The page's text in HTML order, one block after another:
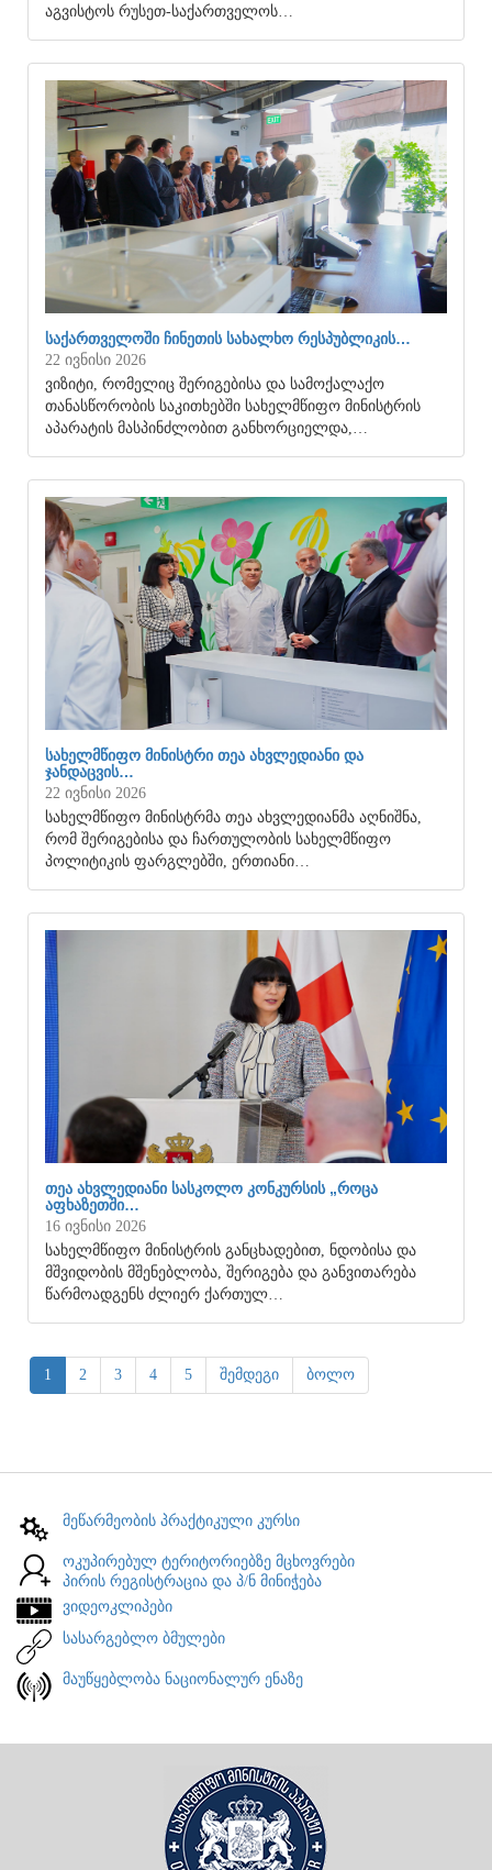
აგვისტოს რუსეთ-საქართველოს…
ᲡᲐᲥᲐᲠᲗᲕᲔᲚᲝᲨᲘ ᲩᲘᲜᲔᲗᲘᲡ ᲡᲐᲮᲐᲚᲮᲝ ᲠᲔᲡᲞᲣᲑᲚᲘᲙᲘᲡ…
22 ივნისი 2026
ვიზიტი, რომელიც შერიგებისა და სამოქალაქო
თანასწორობის საკითხებში სახელმწიფო მინისტრის
აპარატის მასპინძლობით განხორციელდა,…
ᲡᲐᲮᲔᲚᲛᲬᲘᲤᲝ ᲛᲘᲜᲘᲡᲢᲠᲘ ᲗᲔᲐ ᲐᲮᲕᲚᲔᲓᲘᲐᲜᲘ ᲓᲐ
ᲯᲐᲜᲓᲐᲪᲕᲘᲡ…
22 ივნისი 2026
სახელმწიფო მინისტრმა თეა ახვლედიანმა აღნიშნა,
რომ შერიგებისა და ჩართულობის სახელმწიფო
პოლიტიკის ფარგლებში, ერთიანი…
ᲗᲔᲐ ᲐᲮᲕᲚᲔᲓᲘᲐᲜᲘ ᲡᲐᲡᲙᲝᲚᲝ ᲙᲝᲜᲙᲣᲠᲡᲘᲡ „ᲠᲝᲪᲐ
ᲐᲤᲮᲐᲖᲔᲗᲨᲘ…
16 ივნისი 2026
სახელმწიფო მინისტრის განცხადებით, ნდობისა და
მშვიდობის მშენებლობა, შერიგება და განვითარება
წარმოადგენს ძლიერ ქართულ…
1 2 3 4 5 შემდეგი ბოლო
მეწარმეობის პრაქტიკული კურსი
ოკუპირებულ ტერიტორიებზე მცხოვრები
პირის რეგისტრაცია და პ/ნ მინიჭება
ვიდეოკლიპები
სასარგებლო ბმულები
მაუწყებლობა ნაციონალურ ენაზე